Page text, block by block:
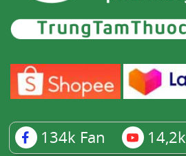
134k Fan 14,2k